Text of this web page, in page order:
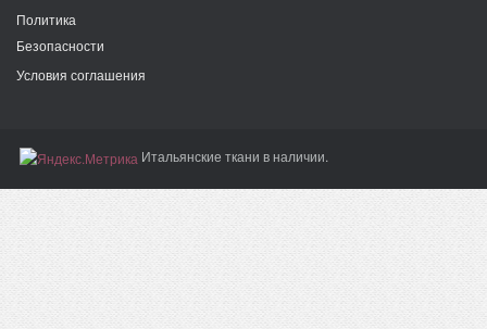
Политика
Безопасности
Условия соглашения
Итальянские ткани в наличии.